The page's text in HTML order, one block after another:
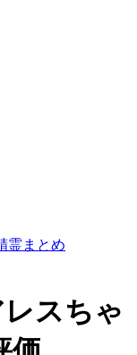
霊まとめ
レスちゃ